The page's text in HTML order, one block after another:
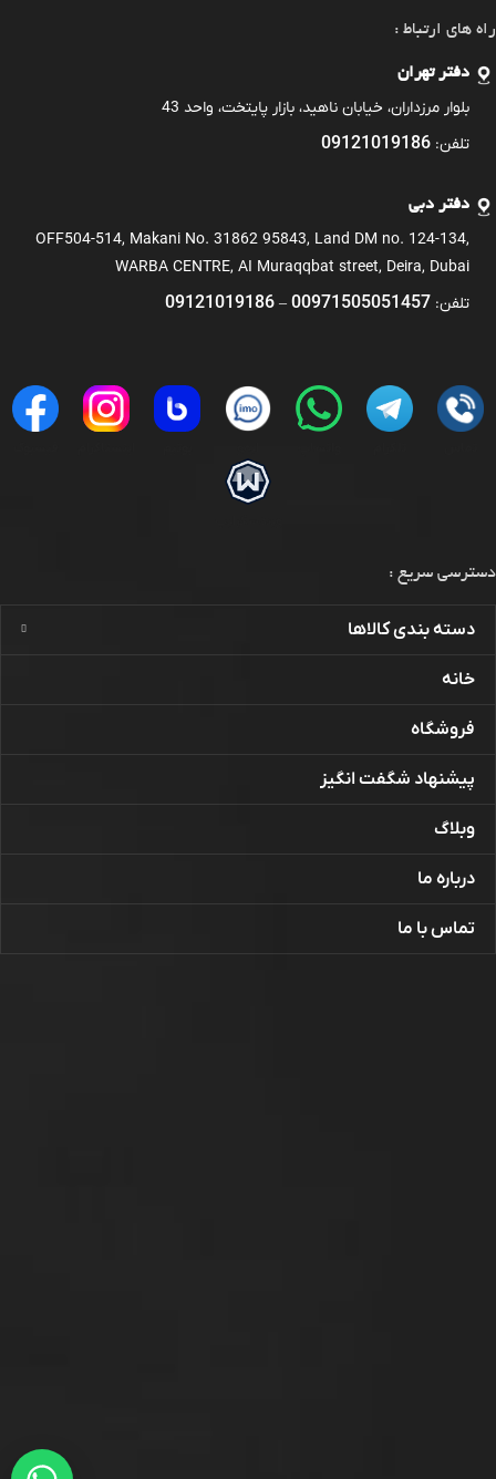
راه های ارتباط :
دفتر تهران
بلوار مرزداران، خیابان ناهید، بازار پایتخت، واحد 43
تلفن: 09121019186
دفتر دبی
OFF504-514, Makani No. 31862 95843, Land DM no. 124-134,
WARBA CENTRE, AI Muraqqbat street, Deira, Dubai
تلفن: 00971505051457
–
09121019186
دسترسی سریع :
دسته بندی کالاها
خانه
فروشگاه
پیشنهاد شگفت انگیز
وبلاگ
درباره ما
تماس با ما